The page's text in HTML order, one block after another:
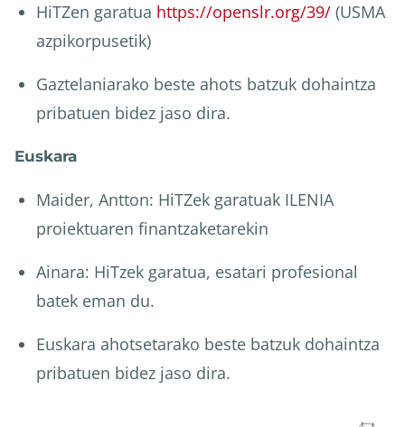
HiTZen garatua https://openslr.org/39/ (USMA
azpikorpusetik)
Gaztelaniarako beste ahots batzuk dohaintza
pribatuen bidez jaso dira.
Euskara
Maider, Antton: HiTZek garatuak ILENIA
proiektuaren finantzaketarekin
Ainara: HiTzek garatua, esatari profesional
batek eman du.
Euskara ahotsetarako beste batzuk dohaintza
pribatuen bidez jaso dira.